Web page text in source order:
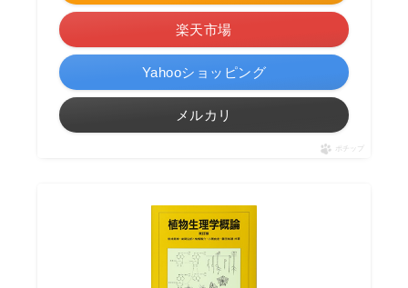
楽天市場
Yahooショッピング
メルカリ
ポチップ